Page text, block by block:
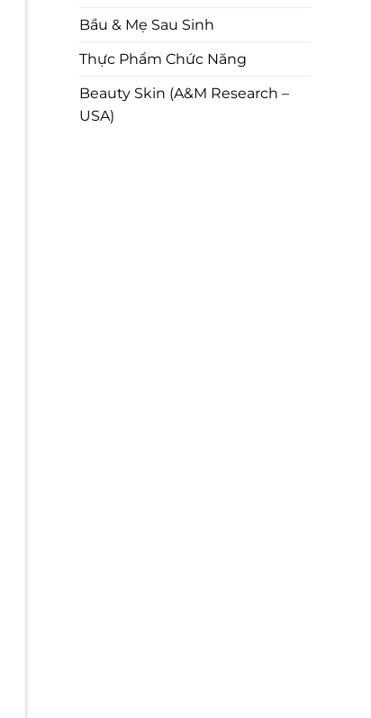
Bầu & Mẹ Sau Sinh
Thực Phẩm Chức Năng
Beauty Skin (A&M Research –
USA)